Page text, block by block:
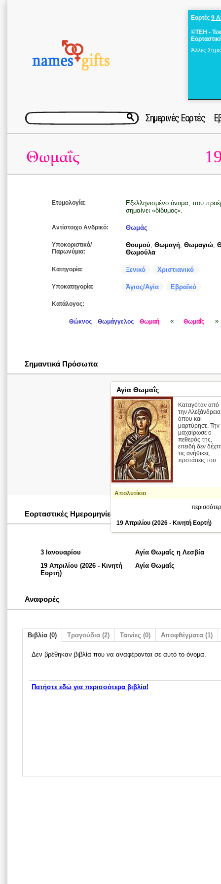
Εορτές 9
©ΤΕΗ -
Άλλες
Σημερινές Εορτές
Θωμαΐς
Ετυμολογία:
Εξελληνισμένο όνομα, που
σημαίνει «δίδυμος».
Αντίστοιχο Ανδρικό: Θωμάς
Υποκοριστικά/
Παρωνύμια:
Θουμού, Θωμαγή, Θωμαγιώ,
Θωμούλα
Κατηγορία: Ξενικό Χριστιανικό
Υποκατηγορία: Άγιος/Αγία Εβραϊκό
Κατάλογος:
Θώκνος Θωμάγγελος Θωμαή « Θωμαΐς »
Σημαντικά Πρόσωπα
Αγία Θωμαΐς
Καταγόταν από
την Αλεξάνδρεια
όπου και
μαρτύρησε. Την
μαχαίρωσε ο
πεθερός της,
επειδή δεν
τις ανήθικες
προτάσεις του.
Απολυτίκιο
19 Απριλίου (2026 - Κινητή Εορτή)
Εορταστικές Ημερομηνίες
3 Ιανουαρίου
Αγία Θωμαΐς η Λεσβία
19 Απριλίου (2026 - Κινητή
Εορτή)
Αγία Θωμαΐς
Αναφορές
Βιβλία (0) Τραγούδια (2) Ταινίες (0) Αποφθέγματα (1)
Δεν βρέθηκαν βιβλία που να αναφέρονται σε αυτό το όνομα.
Πατήστε εδώ για περισσότερα βιβλία!